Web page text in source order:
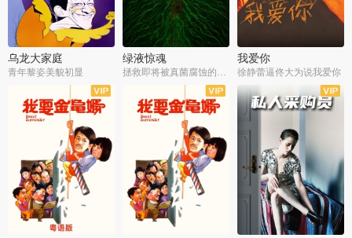
乌龙大家庭
青年黎姿美貌初显
绿液惊魂
拯救即将被真菌腐蚀的世界
我爱你
徐静蕾逼佟大为说我爱你